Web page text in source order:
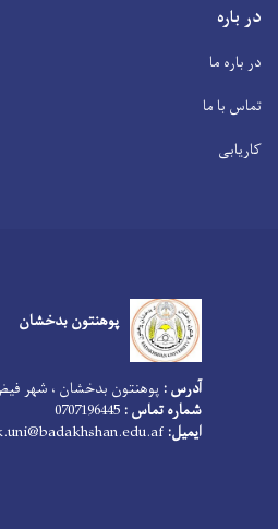
در باره
در باره ما
تماس با ما
کاریابی
پوهنتون بدخشان
آدرس : پوهنتون بدخشان ، شهر فیض
شماره تماس :
ایمیل: